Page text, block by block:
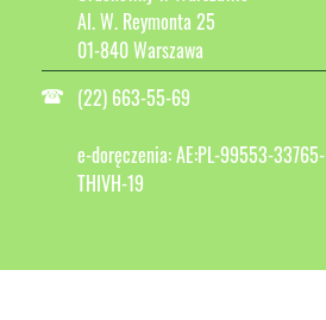
Al. W. Reymonta 25
01-840 Warszawa
(22) 663-55-69
e-doręczenia: AE:PL-99553-33765-
THIVH-19